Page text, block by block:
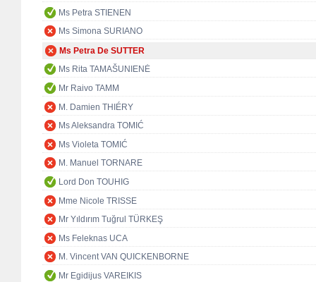
Ms Petra STIENEN
Ms Simona SURIANO
Ms Petra De SUTTER
Ms Rita TAMAŠUNIENĖ
Mr Raivo TAMM
M. Damien THIÉRY
Ms Aleksandra TOMIĆ
Ms Violeta TOMIĆ
M. Manuel TORNARE
Lord Don TOUHIG
Mme Nicole TRISSE
Mr Yıldırım Tuğrul TÜRKEŞ
Ms Feleknas UCA
M. Vincent VAN QUICKENBORNE
Mr Egidijus VAREIKIS